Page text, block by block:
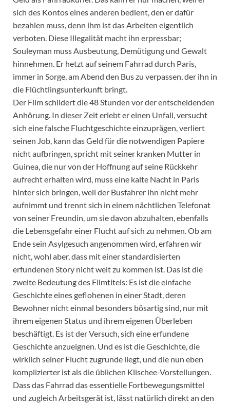
sich des Kontos eines anderen bedient, den er dafür
bezahlen muss, denn ihm ist das Arbeiten eigentlich
verboten. Diese Illegalität macht ihn erpressbar;
Souleyman muss Ausbeutung, Demütigung und Gewalt
hinnehmen. Er hetzt auf seinem Fahrrad durch Paris,
immer in Sorge, am Abend den Bus zu verpassen, der ihn in
die Flüchtlingsunterkunft bringt.
Der Film schildert die 48 Stunden vor der entscheidenden
Anhörung. In dieser Zeit erlebt er einen Unfall, versucht
sich eine falsche Fluchtgeschichte einzuprägen, verliert
seinen Job, kann das Geld für die notwendigen Papiere
nicht aufbringen, spricht mit seiner kranken Mutter in
Guinea, die nur von der Hoffnung auf seine Rückkehr
aufrecht erhalten wird, muss eine kalte Nacht in Paris
hinter sich bringen, weil der Busfahrer ihn nicht mehr
aufnimmt und trennt sich in einem nächtlichen Telefonat
von seiner Freundin, um sie davon abzuhalten, ebenfalls
die Lebensgefahr einer Flucht auf sich zu nehmen. Ob am
Ende sein Asylgesuch angenommen wird, erfahren wir
nicht, wohl aber, dass mit einer standardisierten
erfundenen Story nicht weit zu kommen ist. Das ist die
zweite Bedeutung des Filmtitels: Es ist die einfache
Geschichte eines geflohenen in einer Stadt, deren
Bewohner nicht einmal besonders bösartig sind, nur mit
ihrem eigenen Status und ihrem eigenen Überleben
beschäftigt. Es ist der Versuch, sich eine erfundene
Geschichte anzueignen. Und es ist die Geschichte, die
wirklich seiner Flucht zugrunde liegt, und die nun eben
komplizierter ist als die üblichen Klischee-Vorstellungen.
Dass das Fahrrad das essentielle Fortbewegungsmittel
und zugleich Arbeitsgerät ist, lässt natürlich direkt an den